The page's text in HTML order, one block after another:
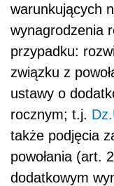
warunkujących
wynagrodzenia
przypadku:
związku z
ustawy o
rocznym; t.j.
także podjęcia
powołania (art.
dodatkowym